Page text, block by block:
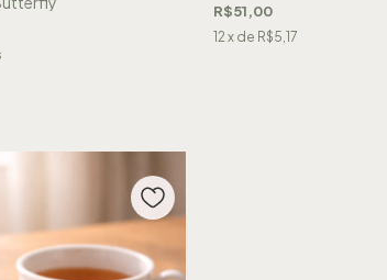
R$51,00
12x de R$5,17